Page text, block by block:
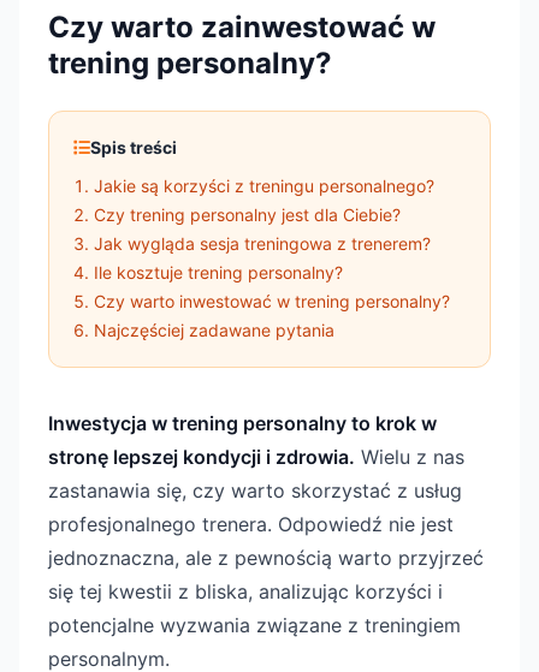
Czy warto zainwestować w
trening personalny?
Spis treści
Jakie są korzyści z treningu personalnego?
Czy trening personalny jest dla Ciebie?
Jak wygląda sesja treningowa z trenerem?
Ile kosztuje trening personalny?
Czy warto inwestować w trening personalny?
Najczęściej zadawane pytania
Inwestycja w trening personalny to krok w
stronę lepszej kondycji i zdrowia. Wielu z nas
zastanawia się, czy warto skorzystać z usług
profesjonalnego trenera. Odpowiedź nie jest
jednoznaczna, ale z pewnością warto przyjrzeć
się tej kwestii z bliska, analizując korzyści i
potencjalne wyzwania związane z treningiem
personalnym.